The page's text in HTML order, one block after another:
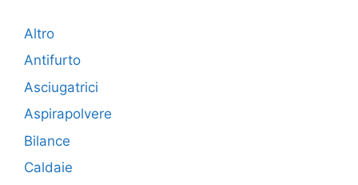
Altro
Antifurto
Asciugatrici
Aspirapolvere
Bilance
Caldaie